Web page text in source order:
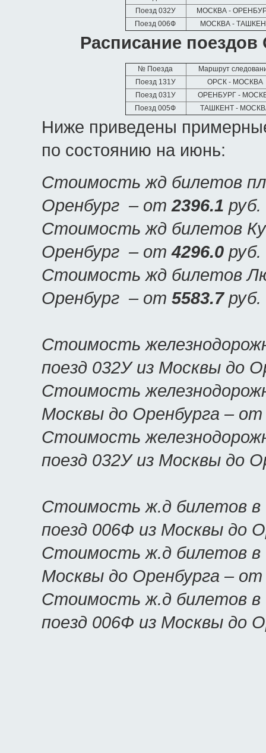
Поезд 032У
МОСКВА -
Поезд 006Ф
МОСКВА -
Расписание
№ Поезда
Маршрут
Поезд 131У
ОРСК - МОСКВА
Поезд 031У
ОРЕНБУРГ -
Поезд 005Ф
ТАШКЕНТ -
Ниже приведены
по состоянию на июнь:
Стоимость жд билетов
Оренбург – от2396.1 руб.
Стоимость жд билетов
Оренбург – от4296.0 руб.
Стоимость жд билетов
Оренбург – от 5583.7руб.
Стоимость
поезд 032У из Москвы до
Стоимость
Москвы до Оренбурга –
Стоимость
поезд 032У из Москвы до
Стоимость ж.д билетов
поезд 006Ф из Москвы до
Стоимость ж.д билетов в
Москвы до Оренбурга –
Стоимость ж.д билетов
поезд 006Ф из Москвы до